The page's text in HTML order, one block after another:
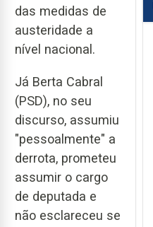
das medidas de
austeridade a
nível nacional.
Já Berta Cabral
(PSD), no seu
discurso, assumiu
"pessoalmente" a
derrota, prometeu
assumir o cargo
de deputada e
não esclareceu se